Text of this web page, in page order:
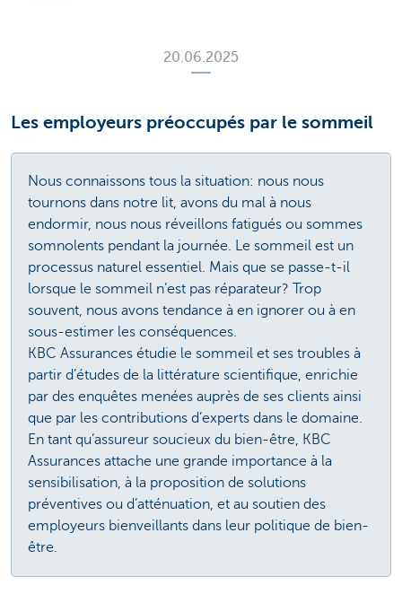
20.06.2025
Les employeurs préoccupés par le sommeil
Nous connaissons tous la situation: nous nous
tournons dans notre lit, avons du mal à nous
endormir, nous nous réveillons fatigués ou sommes
somnolents pendant la journée. Le sommeil est un
processus naturel essentiel. Mais que se passe-t-il
lorsque le sommeil n’est pas réparateur? Trop
souvent, nous avons tendance à en ignorer ou à en
sous-estimer les conséquences.
KBC Assurances étudie le sommeil et ses troubles à
partir d’études de la littérature scientifique, enrichie
par des enquêtes menées auprès de ses clients ainsi
que par les contributions d’experts dans le domaine.
En tant qu’assureur soucieux du bien-être, KBC
Assurances attache une grande importance à la
sensibilisation, à la proposition de solutions
préventives ou d’atténuation, et au soutien des
employeurs bienveillants dans leur politique de bien-
être.